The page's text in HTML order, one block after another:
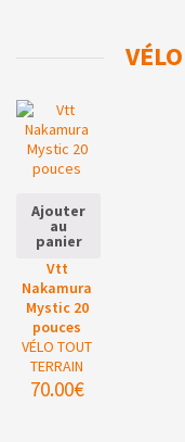
Ajouter
au
panier
Vtt
Nakamura
Mystic 20
pouces
VÉLO TOUT
TERRAIN
70.00€